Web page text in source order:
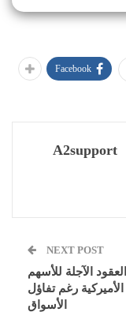
Facebook
A2support
NEXT POST
الآجلة للأسهم
الأميركية رغم تفاؤل
الأسواق